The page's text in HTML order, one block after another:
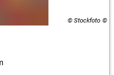
© Stockfoto